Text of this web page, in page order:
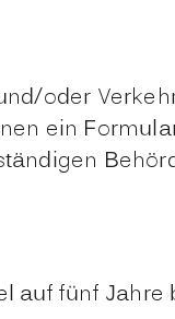
oder
ein
auf fünf